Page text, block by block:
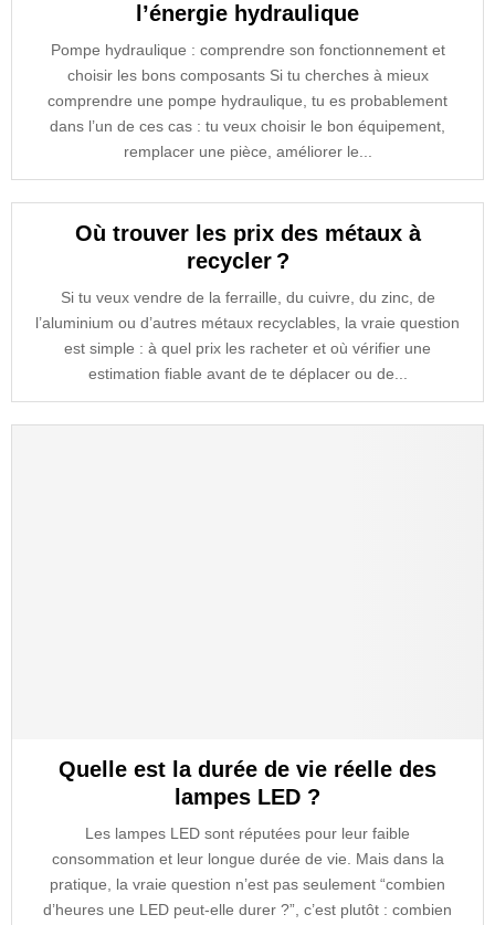
l’énergie hydraulique
Pompe hydraulique : comprendre son fonctionnement et
choisir les bons composants Si tu cherches à mieux
comprendre une pompe hydraulique, tu es probablement
dans l’un de ces cas : tu veux choisir le bon équipement,
remplacer une pièce, améliorer le...
Où trouver les prix des métaux à
recycler ?
Si tu veux vendre de la ferraille, du cuivre, du zinc, de
l’aluminium ou d’autres métaux recyclables, la vraie question
est simple : à quel prix les racheter et où vérifier une
estimation fiable avant de te déplacer ou de...
Quelle est la durée de vie réelle des
lampes LED ?
Les lampes LED sont réputées pour leur faible
consommation et leur longue durée de vie. Mais dans la
pratique, la vraie question n’est pas seulement “combien
d’heures une LED peut-elle durer ?”, c’est plutôt : combien